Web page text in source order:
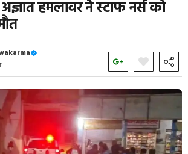
हमलावर ने स्टाफ नर्स को